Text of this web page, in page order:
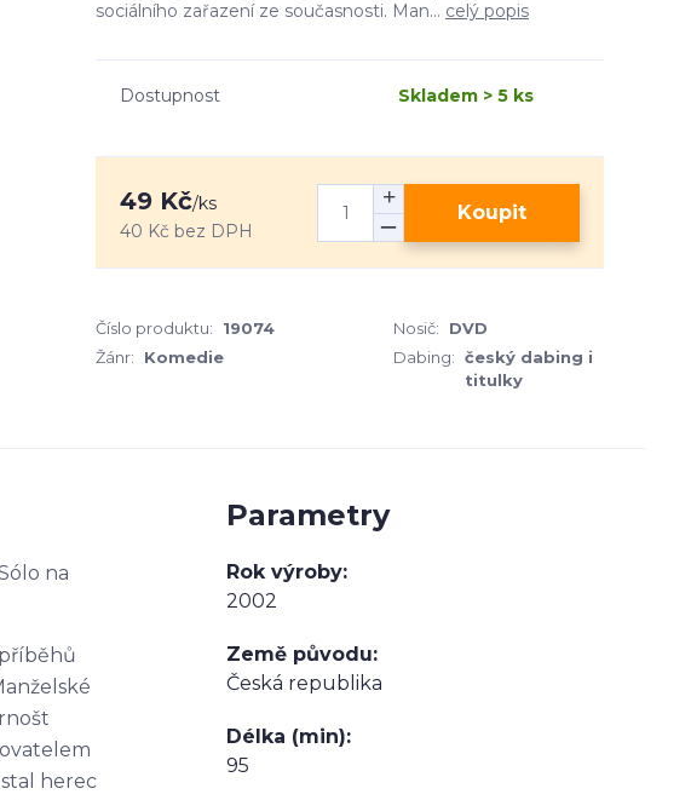
sociálního zařazení ze současnosti. Man... celý popis
Dostupnost Skladem > 5 ks
49 Kč/ks
40 Kč bez DPH
Koupit
Číslo produktu: 19074 Nosič:
DVD
Žánr:
Komedie Dabing: český dabing i
titulky
na
herec
Parametry
Rok výroby
2002
Země původu
Česká republika
Délka (min)
95